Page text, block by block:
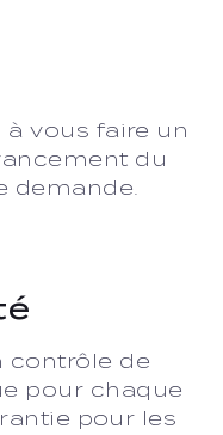
vous faire un
du
demande.
contrôle de
pour chaque
pour les